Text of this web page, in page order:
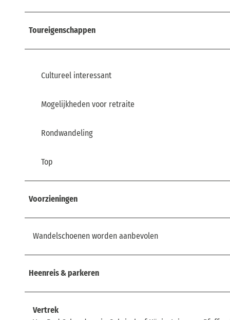
Toureigenschappen
Cultureel interessant
Mogelijkheden voor retraite
Rondwandeling
Top
Voorzieningen
Wandelschoenen worden aanbevolen
Heenreis & parkeren
Vertrek